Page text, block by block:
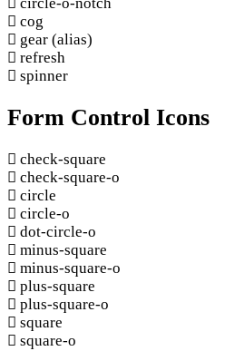
cog
gear (alias)
refresh
spinner
Form Control Icons
check-square
check-square-o
circle
circle-o
dot-circle-o
minus-square
minus-square-o
plus-square
plus-square-o
square
square-o